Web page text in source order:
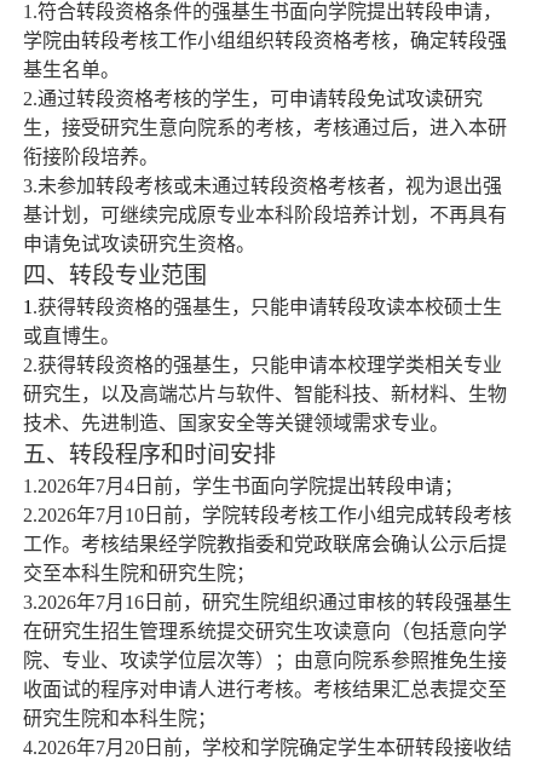
1.符合转段资格条件的强基生书面向学院提出转段申请，
学院由转段考核工作小组组织转段资格考核，确定转段强
基生名单。
2.通过转段资格考核的学生，可申请转段免试攻读研究
生，接受研究生意向院系的考核，考核通过后，进入本研
衔接阶段培养。
3.未参加转段考核或未通过转段资格考核者，视为退出强
基计划，可继续完成原专业本科阶段培养计划，不再具有
申请免试攻读研究生资格。
四、转段专业范围
1.获得转段资格的强基生，只能申请转段攻读本校硕士生
或直博生。
2.获得转段资格的强基生，只能申请本校理学类相关专业
研究生，以及高端芯片与软件、智能科技、新材料、生物
技术、先进制造、国家安全等关键领域需求专业。
五、转段程序和时间安排
1.2026年7月4 日前，学生书面向学院提出转段申请；
2.2026年7月 10 日前，学院转段考核工作小组完成转段考核
工作。考核结果经学院教指委和党政联席会确认公示后提
交至本科生院和研究生院；
3.2026年7月 16 日前，研究生院组织通过审核的转段强基生
在研究生招生管理系统提交研究生攻读意向（包括意向学
院、专业、攻读学位层次等）；由意向院系参照推免生接
收面试的程序对申请人进行考核。考核结果汇总表提交至
研究生院和本科生院；
4.2026年7月20 日前，学校和学院确定学生本研转段接收结